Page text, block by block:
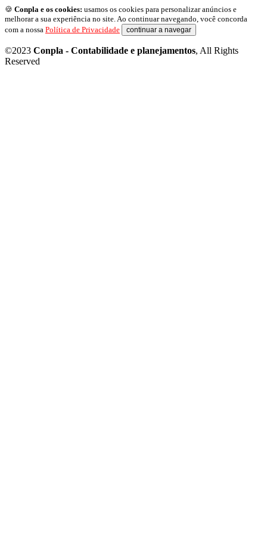
🍪 Conpla e os cookies: usamos os cookies para personalizar anúncios e
melhorar a sua experiência no site. Ao continuar navegando, você concorda
com a nossa Política de Privacidade continuar a navegar
©2023 Conpla - Contabilidade e planejamentos, All Rights
Reserved